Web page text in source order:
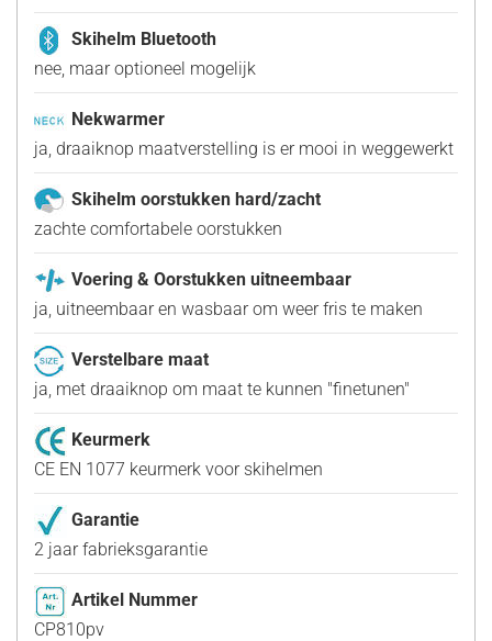
Skihelm Bluetooth
nee, maar optioneel mogelijk
Nekwarmer
ja, draaiknop maatverstelling is er mooi in weggewerkt
Skihelm oorstukken hard/zacht
zachte comfortabele oorstukken
Voering & Oorstukken uitneembaar
ja, uitneembaar en wasbaar om weer fris te maken
Verstelbare maat
ja, met draaiknop om maat te kunnen "finetunen"
Keurmerk
CE EN 1077 keurmerk voor skihelmen
Garantie
2 jaar fabrieksgarantie
Artikel Nummer
CP810pv